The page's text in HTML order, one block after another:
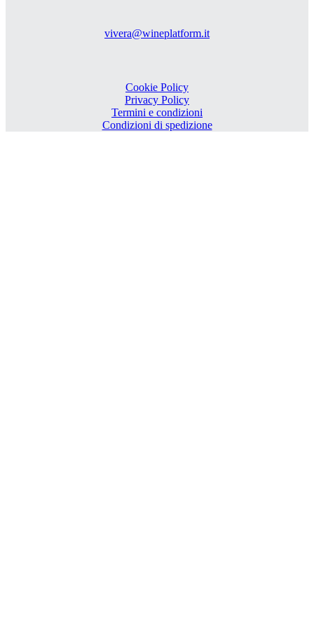
vivera@wineplatform.it
Cookie Policy
Privacy Policy
Termini e condizioni
Condizioni di spedizione